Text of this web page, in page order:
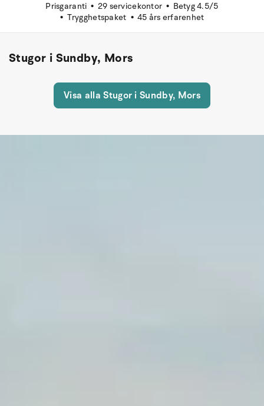
Prisgaranti 29 servicekontor
Betyg 4.5/5
Trygghetspaket
45 års erfarenhet
Stugor i Sundby, Mors
Visa alla Stugor i Sundby, Mors